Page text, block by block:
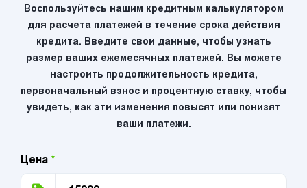
Воспользуйтесь нашим кредитным калькулятором
для расчета платежей в течение срока действия
кредита. Введите свои данные, чтобы узнать
размер ваших ежемесячных платежей. Вы можете
настроить продолжительность кредита,
первоначальный взнос и процентную ставку, чтобы
увидеть, как эти изменения повысят или понизят
ваши платежи.
Цена *